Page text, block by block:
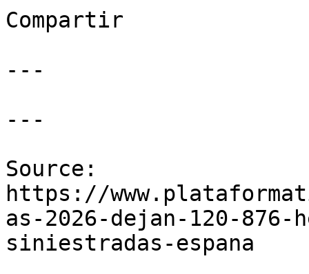
Compartir
---
---
Source:
https://
as-2026-dejan-120-